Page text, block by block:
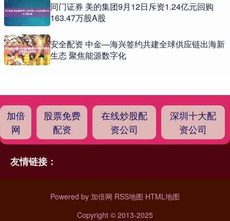
同门证券 美的集团9月12日斥资1.24亿元回购
163.47万股A股
安全配资 中金—海兴签约共建全球供应链出海新
生态 聚焦能源数字化
加倍
网
股票免费
配资
在线炒股配
资公司
深圳十大配
资公司
友情链接：
Powered by 加倍网 RSS地图 HTML地图
Copyright © 2013-2025